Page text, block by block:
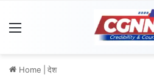
Home देश